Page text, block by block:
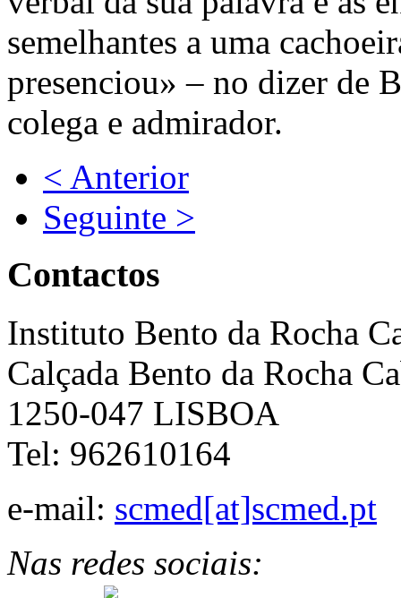
semelhantes a uma
presenciou» – no dizer de
colega e admirador.
< Anterior
Seguinte >
Contactos
Instituto Bento da Rocha
Calçada Bento da Rocha
1250-047 LISBOA
Tel: 962610164
e-mail: scmed[at]scmed.pt
Nas redes sociais: